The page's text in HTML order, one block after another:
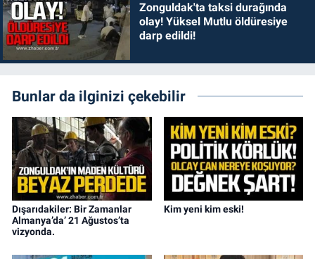
Zonguldak'ta taksi durağında
olay! Yüksel Mutlu öldüresiye
darp edildi!
Bunlar da ilginizi çekebilir
Dışarıdakiler: Bir Zamanlar
Almanya’da’ 21 Ağustos’ta
vizyonda.
Kim yeni kim eski!